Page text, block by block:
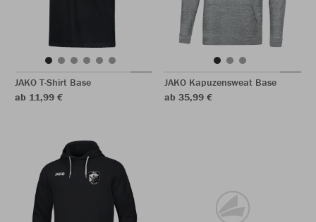
JAKO T-Shirt Base
ab 11,99 €
JAKO Kapuzensweat Base
ab 35,99 €